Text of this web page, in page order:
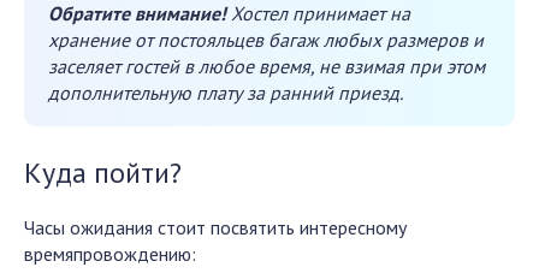
Обратите внимание! Хостел принимает на
хранение от постояльцев багаж любых размеров и
заселяет гостей в любое время, не взимая при этом
дополнительную плату за ранний приезд.
Куда пойти?
Часы ожидания стоит посвятить интересному
времяпровождению: